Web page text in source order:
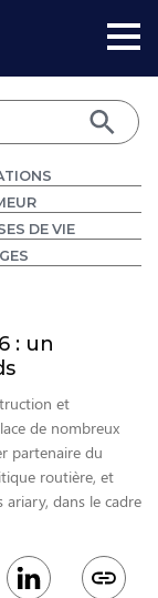
DE VIE
: un
et
de nombreux
partenaire du
routière, et
dans le cadre